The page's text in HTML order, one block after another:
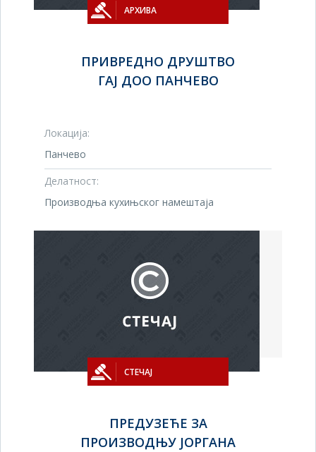
АРХИВА
ПРИВРЕДНО ДРУШТВО
ГАЈ ДОО ПАНЧЕВО
Локација:
Панчево
Делатност:
Производња кухињског намештаја
СТЕЧАЈ
ПРЕДУЗЕЋЕ ЗА
ПРОИЗВОДЊУ ЈОРГАНА